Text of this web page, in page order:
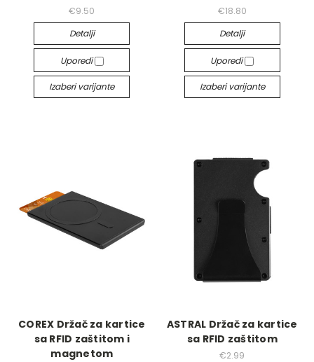
€9.50
Detalji
Uporedi
Izaberi varijante
€18.80
Detalji
Uporedi
Izaberi varijante
COREX Držač za kartice
sa RFID zaštitom i
magnetom
ASTRAL Držač za kartice
sa RFID zaštitom
€2.99